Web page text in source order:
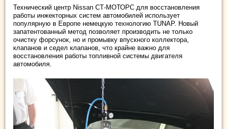
Технический центр Nissan СТ-МОТОРС для восстановления
работы инжекторных систем автомобилей использует
популярную в Европе немецкую технологию TUNAP. Новый
запатентованный метод позволяет производить не только
очистку форсунок, но и промывку впускного коллектора,
клапанов и седел клапанов, что крайне важно для
восстановления работы топливной системы двигателя
автомобиля.